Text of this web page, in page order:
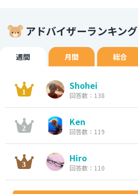
アドバイザーランキング
週間 月間 総合
Shohei
回答数：138
Ken
回答数：119
Hiro
回答数：110